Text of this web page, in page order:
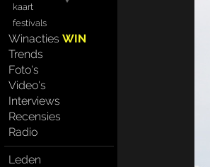
kaart
festivals
WinactiesWIN
Trends
Foto's
Video's
Interviews
Recensies
Radio
Leden